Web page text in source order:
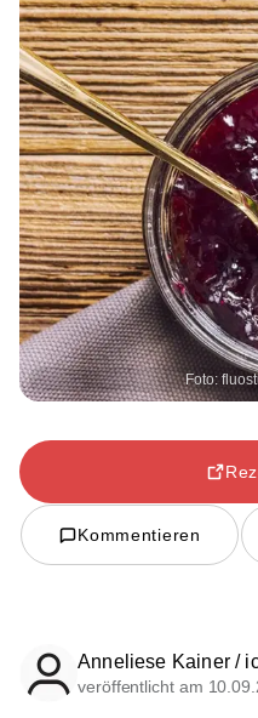
Foto:
Kommentieren
Anneliese Kainer /
veröffentlicht am